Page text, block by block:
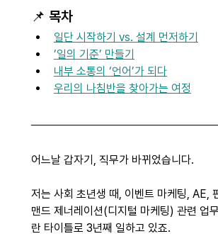
📌 목차
일단 시작하기 vs. 설계 먼저하기
’일의 기준’ 만들기
내부 소통의 ‘언어’가 되다
우리의 나침반을 찾아가는 여정
어느날 갑자기, 직무가 바뀌었습니다.
저는 사회 초년생 때, 이벤트 마케팅, AE,
맨드 제너레이션(디지털 마케팅) 관련
란 타이틀로 3년째 일하고 있죠.